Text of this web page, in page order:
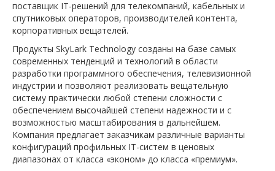
поставщик IT-решений для телекомпаний, кабельных и
спутниковых операторов, производителей контента,
корпоративных вещателей.
Продукты SkyLark Technology созданы на базе самых
современных тенденций и технологий в области
разработки программного обеспечения, телевизионной
индустрии и позволяют реализовать вещательную
систему практически любой степени сложности с
обеспечением высочайшей степени надежности и с
возможностью масштабирования в дальнейшем.
Компания предлагает заказчикам различные варианты
конфигураций профильных IT-систем в ценовых
диапазонах от класса «эконом» до класса «премиум».